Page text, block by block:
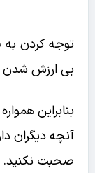
توجه کردن به
بی ارزش شدن
بنابراین
آنچه دیگران
صحبت نکنید.